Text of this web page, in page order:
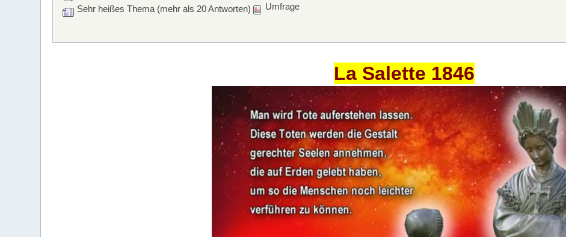
Sehr heißes Thema (mehr als 20 Antworten)
Umfrage
La Salette 1846